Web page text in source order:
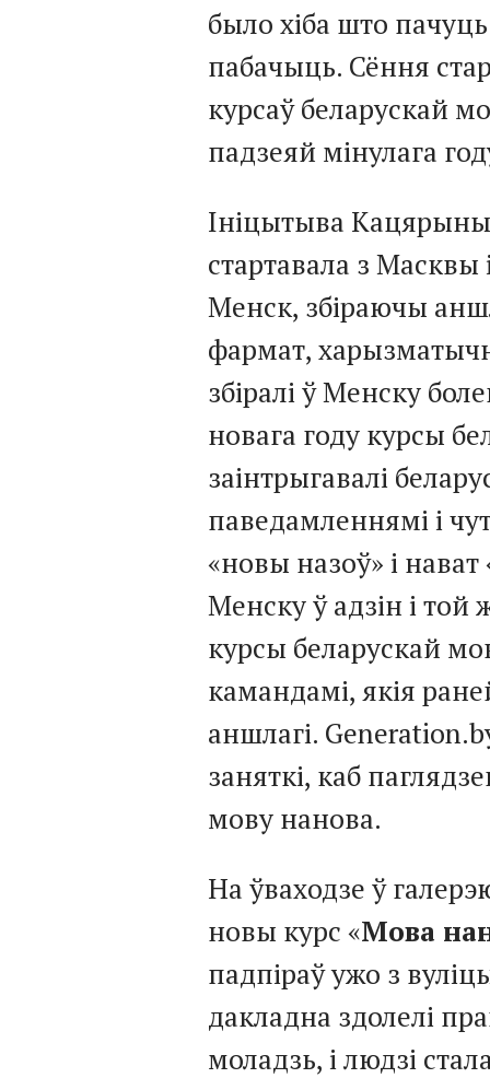
было хіба што
пабачыць. Сёння
курсаў беларускай
падзеяй мінулага
Ініцытыва
стартавала з Масквы
Менск, збіраючы
фармат,
збіралі ў Менску
новага году курсы
заінтрыгавалі
паведамленнямі і
«новы назоў» і
Менску ў адзін і той
курсы беларускай
камандамі, якія
аншлагі.
заняткі, каб
мову нанова.
На ўваходзе ў
новы курс «Мова
падпіраў ужо з
дакладна здолелі
моладзь, і людзі